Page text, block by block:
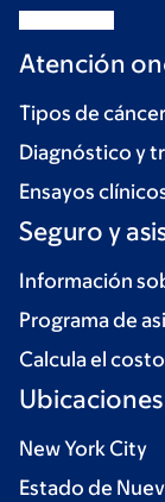
Atención
Tipos de cáncer
Diagnóstico y
Ensayos
Seguro y
Información
Programa de
Calcula el
Ubicaciones
New York City
Estado de